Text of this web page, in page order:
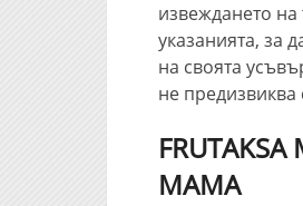
извеждането
указанията, за
на своята
не предизвиква
МАМА